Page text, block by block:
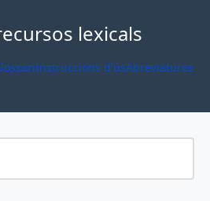
lexicals
Instruccions d'úsAbreviatures